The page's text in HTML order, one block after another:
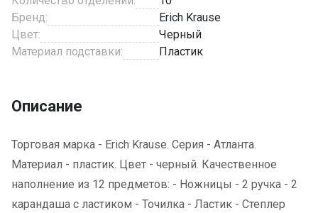
Бренд:
Erich Krause
Цвет:
Черный
Материал подставки:
Пластик
Описание
Торговая марка - Erich Krause. Серия - Атланта.
Материал - пластик. Цвет - черный. Качественное
наполнение из 12 предметов: - Ножницы - 2 ручка - 2
карандаша с ластиком - Точилка - Ластик - Степлер